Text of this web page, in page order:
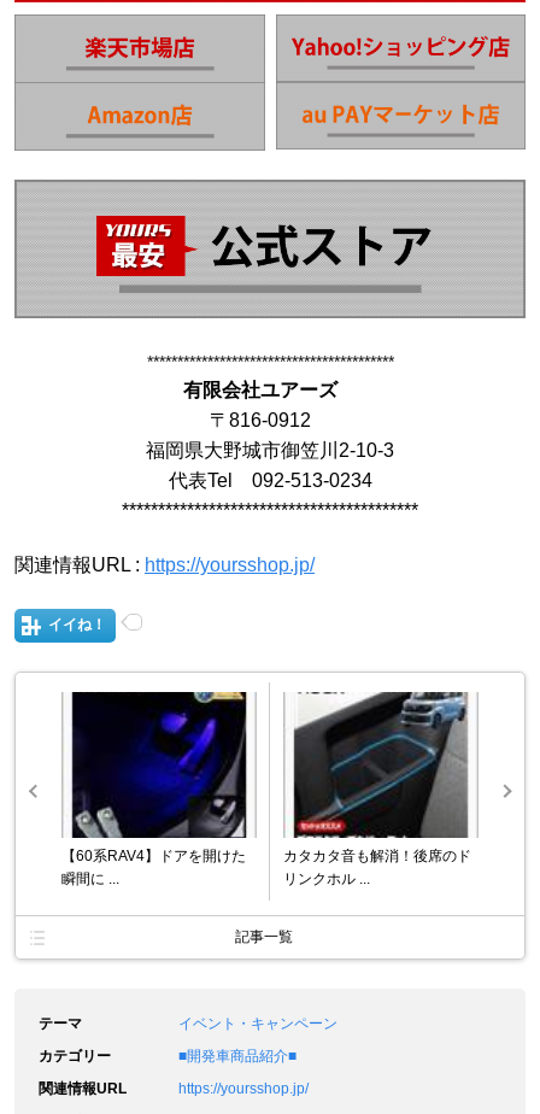
*****************************************
有限会社ユアーズ
〒816-0912
福岡県大野城市御笠川2-10-3
代表Tel 092-513-0234
*****************************************
関連情報URL : https://yoursshop.jp/
イイね！
【60系RAV4】ドアを開けた
瞬間に ...
カタカタ音も解消！後席のド
リンクホル ...
記事一覧
テーマ
イベント・キャンペーン
カテゴリー
■開発車商品紹介■
関連情報URL
https://yoursshop.jp/